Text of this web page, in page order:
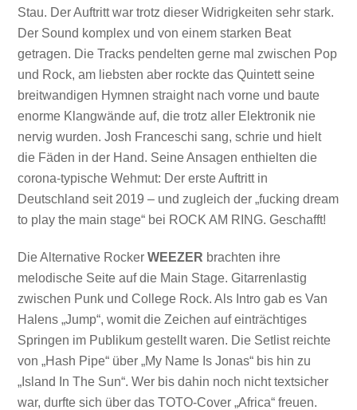
Stau. Der Auftritt war trotz dieser Widrigkeiten sehr stark.
Der Sound komplex und von einem starken Beat
getragen. Die Tracks pendelten gerne mal zwischen Pop
und Rock, am liebsten aber rockte das Quintett seine
breitwandigen Hymnen straight nach vorne und baute
enorme Klangwände auf, die trotz aller Elektronik nie
nervig wurden. Josh Franceschi sang, schrie und hielt
die Fäden in der Hand. Seine Ansagen enthielten die
corona-typische Wehmut: Der erste Auftritt in
Deutschland seit 2019 – und zugleich der „fucking dream
to play the main stage“ bei ROCK AM RING. Geschafft!
Die Alternative RockerWEEZER brachten ihre
melodische Seite auf die Main Stage. Gitarrenlastig
zwischen Punk und College Rock. Als Intro gab es Van
Halens „Jump“, womit die Zeichen auf einträchtiges
Springen im Publikum gestellt waren. Die Setlist reichte
von „Hash Pipe“ über „My Name Is Jonas“ bis hin zu
„Island In The Sun“. Wer bis dahin noch nicht textsicher
war, durfte sich über das TOTO-Cover „Africa“ freuen.